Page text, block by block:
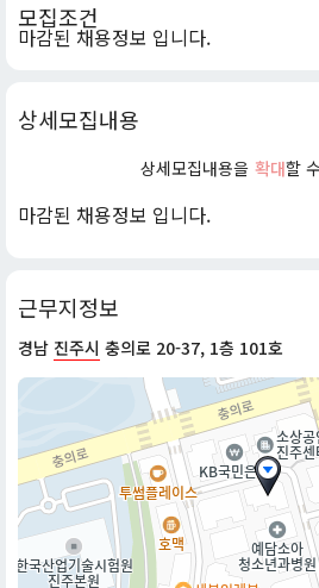
모집조건
마감된 채용정보 입니다.
상세모집내용
상세모집내용을 확대할
마감된 채용정보 입니다.
근무지정보
경남 진주시 충의로 20-37, 1층 101호